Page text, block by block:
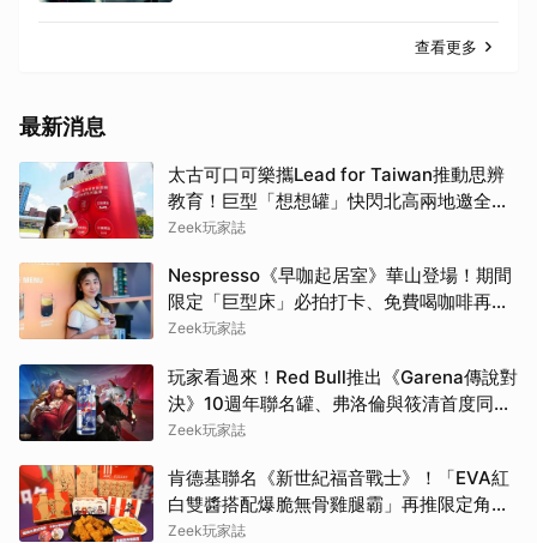
查看更多
最新消息
太古可口可樂攜Lead for Taiwan推動思辨
教育！巨型「想想罐」快閃北高兩地邀全民
挑戰「打破慣性」
Zeek玩家誌
Nespresso《早咖起居室》華山登場！期間
限定「巨型床」必拍打卡、免費喝咖啡再拿
好禮
Zeek玩家誌
玩家看過來！Red Bull推出《Garena傳說對
決》10週年聯名罐、弗洛倫與筱清首度同框
必收藏
Zeek玩家誌
肯德基聯名《新世紀福音戰士》！「EVA紅
白雙醬搭配爆脆無骨雞腿霸」再推限定角色
卡、周邊必搶收
Zeek玩家誌